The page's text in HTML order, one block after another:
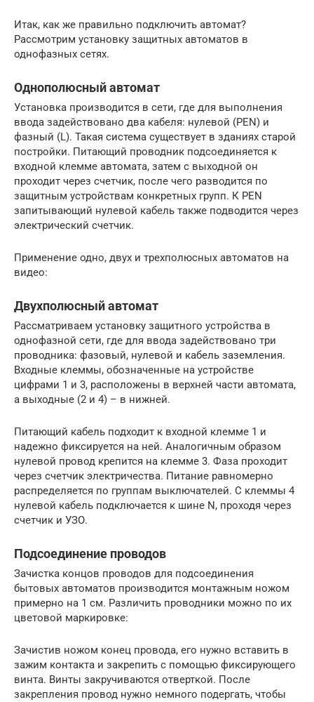
Итак, как же правильно подключить автомат?
Рассмотрим установку защитных автоматов в
однофазных сетях.
Однополюсный автомат
Установка производится в сети, где для выполнения
ввода задействовано два кабеля: нулевой (PEN) и
фазный (L). Такая система существует в зданиях старой
постройки. Питающий проводник подсоединяется к
входной клемме автомата, затем с выходной он
проходит через счетчик, после чего разводится по
защитным устройствам конкретных групп. К PEN
запитывающий нулевой кабель также подводится через
электрический счетчик.
Применение одно, двух и трехполюсных автоматов на
видео:
Двухполюсный автомат
Рассматриваем установку защитного устройства в
однофазной сети, где для ввода задействовано три
проводника: фазовый, нулевой и кабель заземления.
Входные клеммы, обозначенные на устройстве
цифрами 1 и 3, расположены в верхней части автомата,
а выходные (2 и 4) – в нижней.
Питающий кабель подходит к входной клемме 1 и
надежно фиксируется на ней. Аналогичным образом
нулевой провод крепится на клемме 3. Фаза проходит
через счетчик электричества. Питание равномерно
распределяется по группам выключателей. С клеммы 4
нулевой кабель подключается к шине N, проходя через
счетчик и УЗО.
Подсоединение проводов
Зачистка концов проводов для подсоединения
бытовых автоматов производится монтажным ножом
примерно на 1 см. Различить проводники можно по их
цветовой маркировке:
Зачистив ножом конец провода, его нужно вставить в
зажим контакта и закрепить с помощью фиксирующего
винта. Винты закручиваются отверткой. После
закрепления провод нужно немного подергать, чтобы